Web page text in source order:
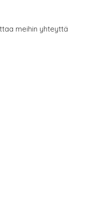
meihin yhteyttä